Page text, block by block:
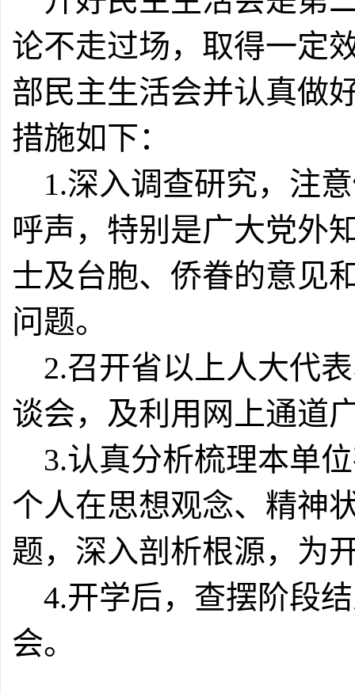
论不走过场，取得一定
部民主生活会并认真做
措施如下：
1.深入调查研究，注
呼声，特别是广大党外
士及台胞、侨眷的意见
问题。
2.召开省以上人大代
谈会，及利用网上通道
3.认真分析梳理本单
个人在思想观念、精神
题，深入剖析根源，为
4.开学后，查摆阶段
会。